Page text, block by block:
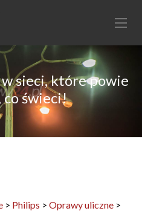
sieci, które powie
co świeci!
> Philips > Oprawy uliczne >